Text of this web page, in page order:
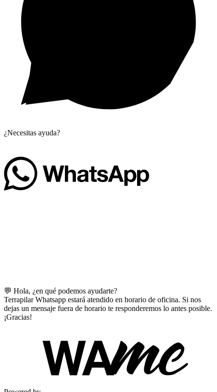
¿Necesitas ayuda?
💬 Hola, ¿en qué podemos ayudarte?
Terrapilar Whatsapp estará atendido en horario de oficina. Si nos
dejas un mensaje fuera de horario te responderemos lo antes posible.
¡Gracias!